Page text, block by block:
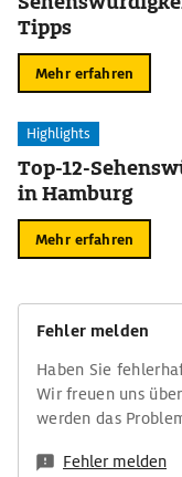
Tipps
Mehr erfahren
Highlights
Top-12-
in Hamburg
Mehr erfahren
Fehler melden
Haben Sie
Wir freuen uns
werden das
Fehler melden